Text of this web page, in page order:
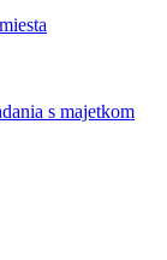
s majetkom